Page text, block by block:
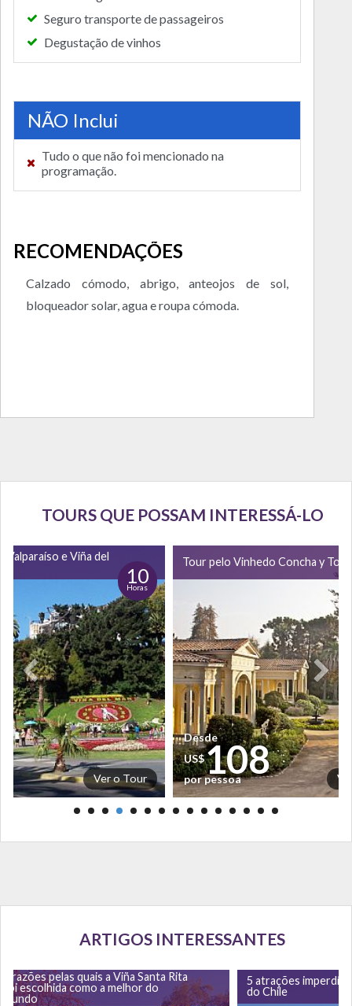
Seguro transporte de passageiros
Degustação de vinhos
NÃO Inclui
Tudo o que não foi mencionado na
programação.
RECOMENDAÇÕES
Calzado cómodo, abrigo, anteojos de sol,
bloqueador solar, agua e roupa cómoda.
TOURS QUE POSSAM INTERESSÁ-LO
e Viña del
10
Horas
Ver o Tour
Tour pelo Vinhedo Concha y Toro
Desde
US$108
por pessoa
ARTIGOS INTERESSANTES
5 razões pelas quais a Viña Santa Rita
foi escolhida como a melhor do
mundo
5 atrações
do Chile